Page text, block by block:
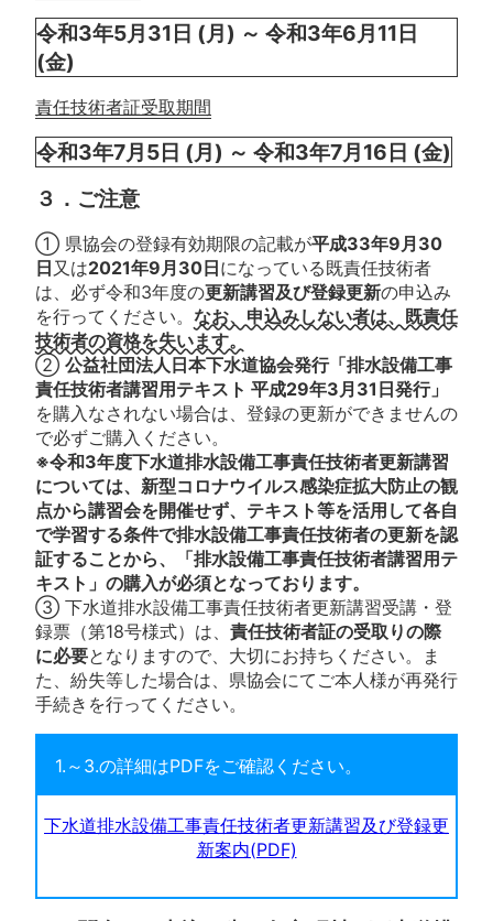
令和3年5月31日 (月) ～ 令和3年6月11日
(金)
責任技術者証受取期間
令和3年7月5日 (月) ～ 令和3年7月16日 (金)
３．ご注意
① 県協会の登録有効期限の記載が平成33年9月30
日 又は2021年9月30日になっている既責任技術者
は、必ず令和3年度の更新講習及び登録更新の申込み
を行ってください。 なお、申込みしない者は、既責任
技術者の資格を失います。
② 公益社団法人日本下水道協会発行「排水設備工事
責任技術者講習用テキスト 平成29年3月31日発行」
を購入なされない場合は、登録の更新ができませんの
で必ずご購入ください。
※令和3年度下水道排水設備工事責任技術者更新講習
については、新型コロナウイルス感染症拡大防止の観
点から講習会を開催せず、テキスト等を活用して各自
で学習する条件で排水設備工事責任技術者の更新を認
証することから、「排水設備工事責任技術者講習用テ
キスト」の購入が必須となっております。
③ 下水道排水設備工事責任技術者更新講習受講・登
録票（第18号様式）は、 責任技術者証の受取りの際
に必要となりますので、大切にお持ちください。ま
た、紛失等した場合は、県協会にてご本人様が再発行
手続きを行ってください。
1.～3.の詳細はPDFをご確認ください。
下水道排水設備工事責任技術者更新講習及び登録更
新案内(PDF)